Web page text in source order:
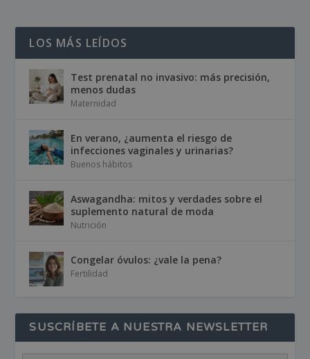
LOS MÁS LEÍDOS
Test prenatal no invasivo: más precisión,
menos dudas
Maternidad
En verano, ¿aumenta el riesgo de
infecciones vaginales y urinarias?
Buenos hábitos
Aswagandha: mitos y verdades sobre el
suplemento natural de moda
Nutrición
Congelar óvulos: ¿vale la pena?
Fertilidad
SUSCRÍBETE A NUESTRA NEWSLETTER